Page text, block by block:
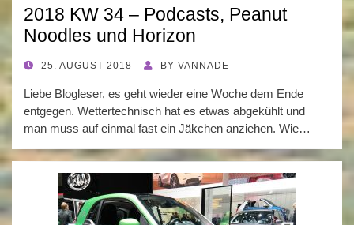
2018 KW 34 – Podcasts, Peanut
Noodles und Horizon
POSTED
25. AUGUST 2018 BY VANNADE
Liebe Blogleser, es geht wieder eine Woche dem Ende
entgegen. Wettertechnisch hat es etwas abgekühlt und
man muss auf einmal fast ein Jäkchen anziehen. Wie…